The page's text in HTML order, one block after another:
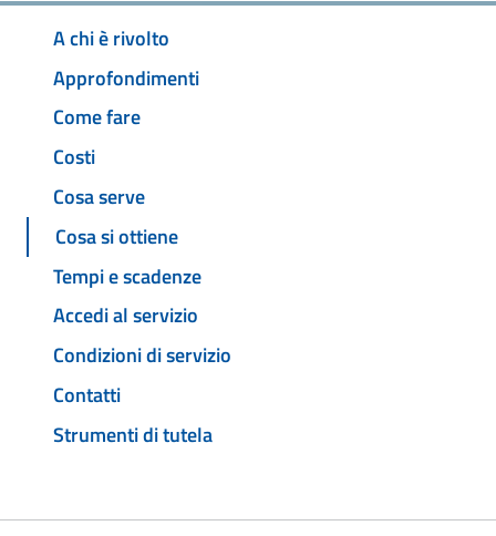
A chi è rivolto
Approfondimenti
Come fare
Costi
Cosa serve
Cosa si ottiene
Tempi e scadenze
Accedi al servizio
Condizioni di servizio
Contatti
Strumenti di tutela